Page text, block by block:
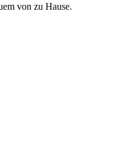
von zu Hause.